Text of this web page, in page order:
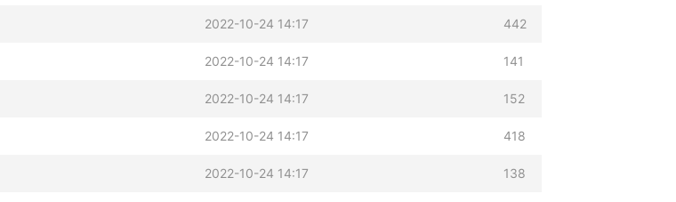
2022-10-24 14:17 442
2022-10-24 14:17 141
2022-10-24 14:17 152
2022-10-24 14:17 418
2022-10-24 14:17 138